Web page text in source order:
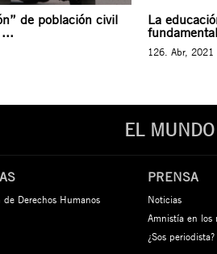
de población civil
La
126. Abr, 2021
EL
Derechos Humanos
PRENSA
Noticias
Amnistía en los
¿Sos